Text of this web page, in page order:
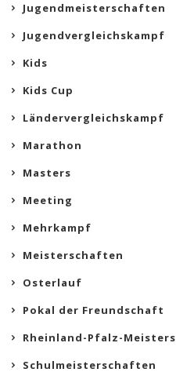
Jugendmeisterschaften
Jugendvergleichskampf
Kids
Kids Cup
Ländervergleichskampf
Marathon
Masters
Meeting
Mehrkampf
Meisterschaften
Osterlauf
Pokal der Freundschaft
Rheinland-Pfalz-
Schulmeisterschaften